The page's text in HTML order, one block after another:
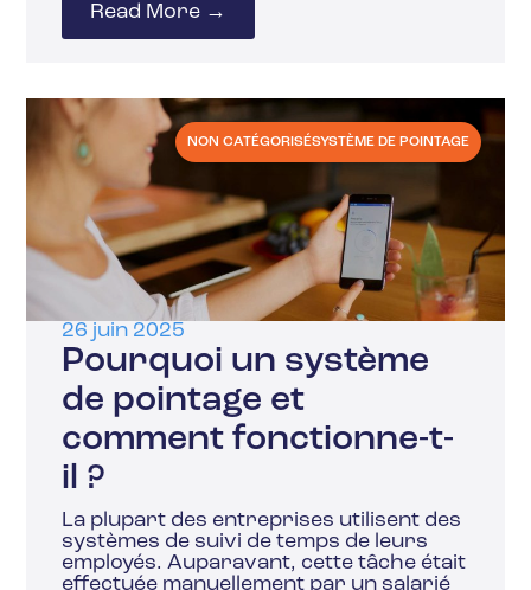
Read More →
NON CATÉGORISÉSYSTÈME DE POINTAGE
26 juin 2025
Pourquoi un système
de pointage et
comment fonctionne-t-
il ?
La plupart des entreprises utilisent des
systèmes de suivi de temps de leurs
employés. Auparavant, cette tâche était
effectuée manuellement par un salarié